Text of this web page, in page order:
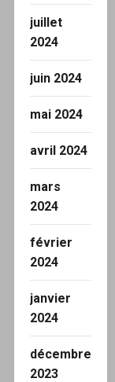
juillet
2024
juin 2024
mai 2024
avril 2024
mars
2024
février
2024
janvier
2024
décembre
2023